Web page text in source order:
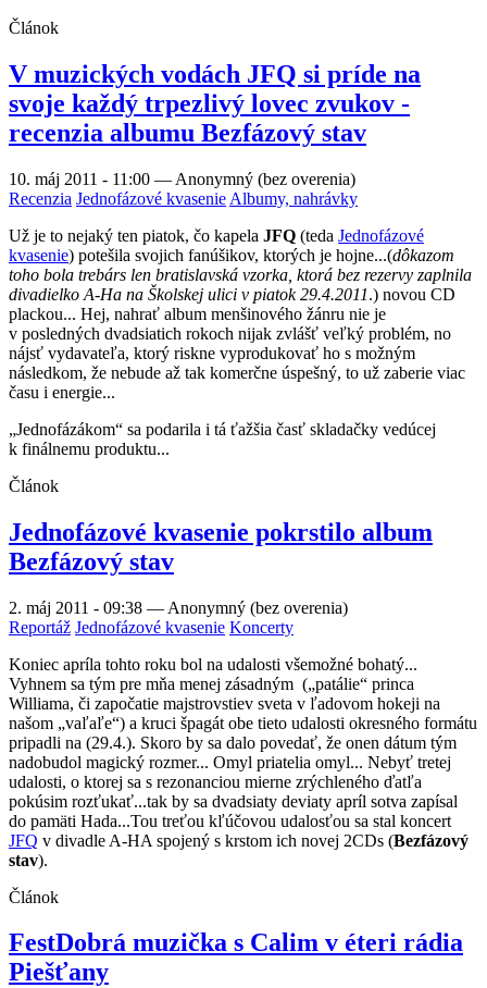
Článok
V muzických vodách JFQ si príde na
svoje každý trpezlivý lovec zvukov -
recenzia albumu Bezfázový stav
10. máj 2011 - 11:00 — Anonymný (bez overenia)
Recenzia Jednofázové kvasenie Albumy, nahrávky
Už je to nejaký ten piatok, čo kapela JFQ (teda Jednofázové
kvasenie) potešila svojich fanúšikov, ktorých je hojne...(dôkazom
toho bola trebárs len bratislavská vzorka, ktorá bez rezervy zaplnila
divadielko A-Ha na Školskej ulici v piatok 29.4.2011.) novou CD
plackou... Hej, nahrať album menšinového žánru nie je
v posledných dvadsiatich rokoch nijak zvlášť veľký problém, no
nájsť vydavateľa, ktorý riskne vyprodukovať ho s možným
následkom, že nebude až tak komerčne úspešný, to už zaberie viac
času i energie...
„Jednofázákom“ sa podarila i tá ťažšia časť skladačky vedúcej
k finálnemu produktu...
Článok
Jednofázové kvasenie pokrstilo album
Bezfázový stav
2. máj 2011 - 09:38 — Anonymný (bez overenia)
Reportáž Jednofázové kvasenie Koncerty
Koniec apríla tohto roku bol na udalosti všemožné bohatý...
Vyhnem sa tým pre mňa menej zásadným („patálie“ princa
Williama, či započatie majstrovstiev sveta v ľadovom hokeji na
našom „vaľaľe“) a kruci špagát obe tieto udalosti okresného formátu
pripadli na (29.4.). Skoro by sa dalo povedať, že onen dátum tým
nadobudol magický rozmer... Omyl priatelia omyl... Nebyť tretej
udalosti, o ktorej sa s rezonanciou mierne zrýchleného ďatľa
pokúsim rozťukať...tak by sa dvadsiaty deviaty apríl sotva zapísal
do pamäti Hada...Tou treťou kľúčovou udalosťou sa stal koncert
JFQ v divadle A-HA spojený s krstom ich novej 2CDs (Bezfázový
stav).
Článok
FestDobrá muzička s Calim v éteri rádia
Piešťany